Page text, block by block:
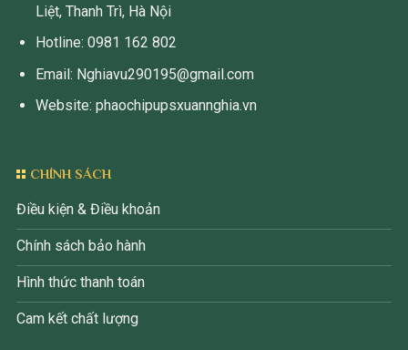
Liệt, Thanh Trì, Hà Nội
Hotline: 0981 162 802
Email: Nghiavu290195@gmail.com
Website: phaochipupsxuannghia.vn
CHÍNH SÁCH
Điều kiện & Điều khoản
Chính sách bảo hành
Hình thức thanh toán
Cam kết chất lượng